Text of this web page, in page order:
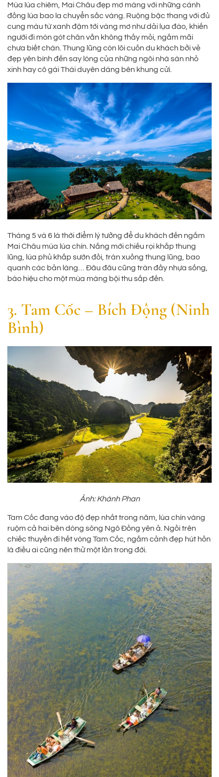
Mùa lúa chiêm, Mai Châu đẹp mơ màng với những cánh
đồng lúa bao la chuyển sắc vàng. Ruộng bậc thang với đủ
cung màu từ xanh đậm tới vàng mơ như dải lụa đào, khiến
người đi mòn gót chân vẫn không thấy mỏi, ngắm mãi
chưa biết chán. Thung lũng còn lôi cuốn du khách bởi vẻ
đẹp yên bình đến say lòng của những ngôi nhà sàn nhỏ
xinh hay cô gái Thái duyên dáng bên khung cửi.
Tháng 5 và 6 là thời điểm lý tưởng để du khách đến ngắm
Mai Châu mùa lúa chín. Nắng mới chiếu rọi khắp thung
lũng, lúa phủ khắp sườn đồi, tràn xuống thung lũng, bao
quanh các bản làng… Đâu đâu cũng tràn đầy nhựa sống,
báo hiệu cho một mùa màng bội thu sắp đến.
3. Tam Cốc – Bích Động (Ninh
Bình)
Ảnh: Khánh Phan
Tam Cốc đang vào độ đẹp nhất trong năm, lúa chín vàng
ruộm cả hai bên dòng sông Ngô Đồng yên ả. Ngồi trên
chiếc thuyền đi hết vòng Tam Cốc, ngắm cảnh đẹp hút hồn
là điều ai cũng nên thử một lần trong đời.